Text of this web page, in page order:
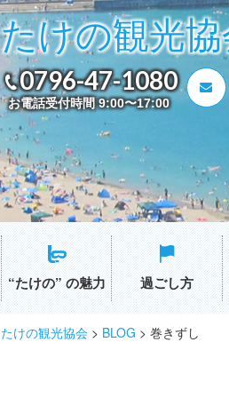
たけの観光
0796-47-1080
お電話受付時間 9:00〜17:00
“たけの” の魅力 過ごし方
たけの観光協会 > BLOG > 巻きずし